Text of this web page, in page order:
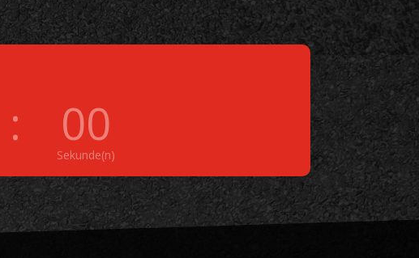
: 00
Sekunde(n)